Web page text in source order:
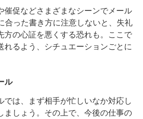
催促などさまざまなシーンでメール
合った書き方に注意しないと、失礼
方の心証を悪くする恐れも。ここで
れるよう、シチュエーションごとに
ル
では、まず相手が忙しいなか対応し
ましょう。その上で、今後の仕事の